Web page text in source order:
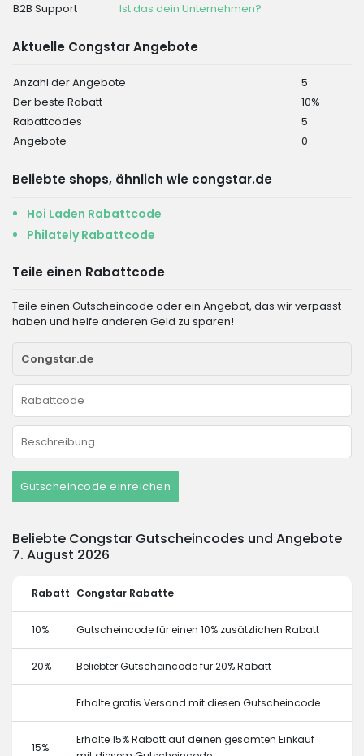
B2B Support
Ist das dein Unternehmen?
Aktuelle Congstar Angebote
Anzahl der Angebote
5
Der beste Rabatt
10%
Rabattcodes
5
Angebote
0
Beliebte shops, ähnlich wie congstar.de
Hoi Laden Rabattcode
Philately Rabattcode
Teile einen Rabattcode
Teile einen Gutscheincode oder ein Angebot, das wir verpasst
haben und helfe anderen Geld zu sparen!
Gutscheincode einreichen
Beliebte Congstar Gutscheincodes und Angebote
7. August 2026
Rabatt Congstar Rabatte
10% Gutscheincode für einen 10% zusätzlichen Rabatt
20% Beliebter Gutscheincode für 20% Rabatt
Erhalte gratis Versand mit diesen Gutscheincode
15%
Erhalte 15% Rabatt auf deinen gesamten Einkauf